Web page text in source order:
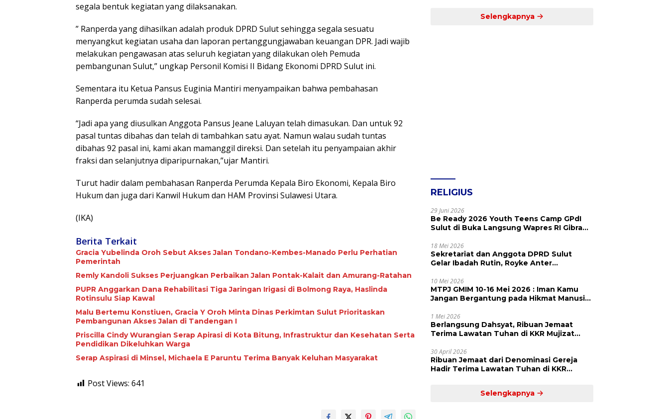
segala bentuk kegiatan yang dilaksanakan.
” Ranperda yang dihasilkan adalah produk DPRD Sulut sehingga segala sesuatu
menyangkut kegiatan usaha dan laporan pertanggungjawaban keuangan DPR. Jadi wajib
melakukan pengawasan atas seluruh kegiatan yang dilakukan oleh Pemuda
pembangunan Sulut,” ungkap Personil Komisi II Bidang Ekonomi DPRD Sulut ini.
Sementara itu Ketua Pansus Euginia Mantiri menyampaikan bahwa pembahasan
Ranperda perumda sudah selesai.
“Jadi apa yang diusulkan Anggota Pansus Jeane Laluyan telah dimasukan. Dan untuk 92
pasal tuntas dibahas dan telah di tambahkan satu ayat. Namun walau sudah tuntas
dibahas 92 pasal ini, kami akan mamanggil direksi. Dan setelah itu penyampaian akhir
fraksi dan selanjutnya diparipurnakan,”ujar Mantiri.
Turut hadir dalam pembahasan Ranperda Perumda Kepala Biro Ekonomi, Kepala Biro
Hukum dan juga dari Kanwil Hukum dan HAM Provinsi Sulawesi Utara.
(IKA)
Berita Terkait
Gracia Yubelinda Oroh Sebut Akses Jalan Tondano-Kembes-Manado Perlu Perhatian
Pemerintah
Remly Kandoli Sukses Perjuangkan Perbaikan Jalan Pontak-Kalait dan Amurang-Ratahan
PUPR Anggarkan Dana Rehabilitasi Tiga Jaringan Irigasi di Bolmong Raya, Haslinda
Rotinsulu Siap Kawal
Malu Bertemu Konstiuen, Gracia Y Oroh Minta Dinas Perkimtan Sulut Prioritaskan
Pembangunan Akses Jalan di Tandengan I
Priscilla Cindy Wurangian Serap Apirasi di Kota Bitung, Infrastruktur dan Kesehatan Serta
Pendidikan Dikeluhkan Warga
Serap Aspirasi di Minsel, Michaela E Paruntu Terima Banyak Keluhan Masyarakat
Post Views: 641
Selengkapnya
RELIGIUS
29 Juni 2026
Be Ready 2026 Youth Teens Camp GPdI
Sulut di Buka Langsung Wapres RI Gibran
Apresiasi Tinggi
18 Mei 2026
Sekretariat dan Anggota DPRD Sulut
Gelar Ibadah Rutin, Royke Anter
dan Pengingat
10 Mei 2026
MTPJ GMIM 10-16 Mei 2026 : Iman Kamu
Jangan Bergantung pada Hikmat Manusia,
1 Mei 2026
Berlangsung Dahsyat, Ribuan Jemaat
Terima Lawatan Tuhan di KKR Mujizat
30 April 2026
Ribuan Jemaat dari Denominasi Gereja
Hadir Terima Lawatan Tuhan di KKR
Selengkapnya